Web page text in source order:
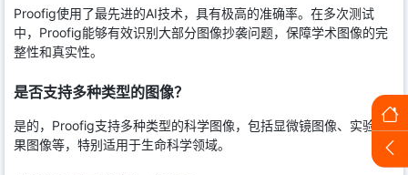
Proofig使用了最先进的AI技术，具有极高的准确率。在多次测试
中，Proofig能够有效识别大部分图像抄袭问题，保障学术图像的完
整性和真实性。
是否支持多种类型的图像？
是的，Proofig支持多种类型的科学图像，包括显微镜图像、实验结
果图像等，特别适用于生命科学领域。